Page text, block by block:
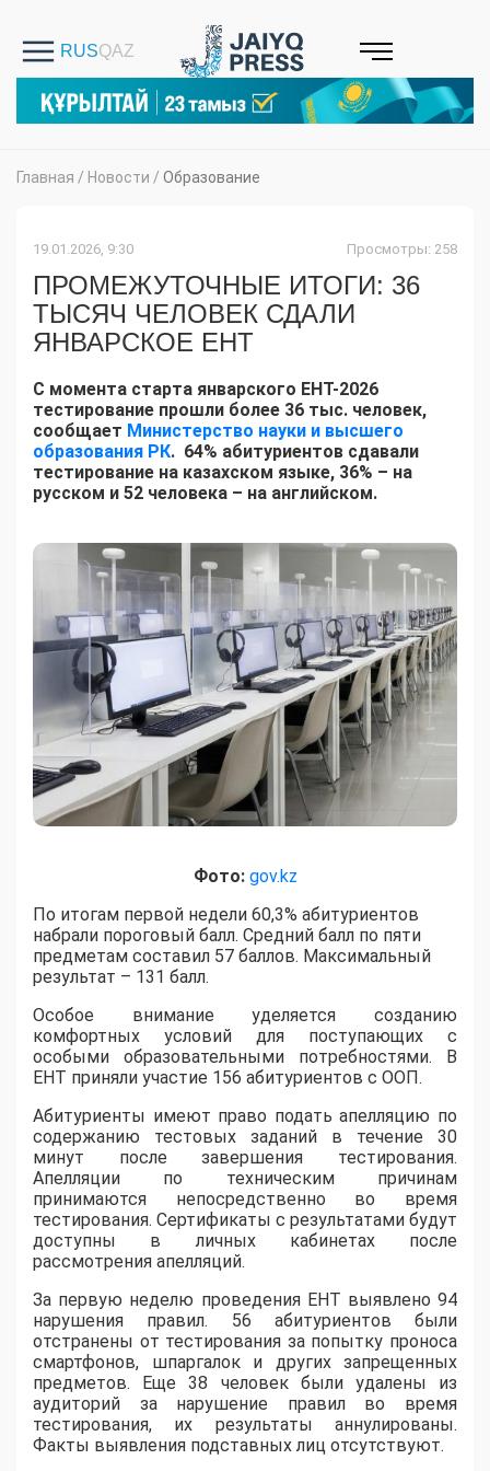
Главная / Новости / Образование
19.01.2026, 9:30 Просмотры: 258
ПРОМЕЖУТОЧНЫЕ ИТОГИ: 36
ТЫСЯЧ ЧЕЛОВЕК СДАЛИ
ЯНВАРСКОЕ ЕНТ
С момента старта январского ЕНТ-2026
тестирование прошли более 36 тыс. человек,
сообщает Министерство науки и высшего
образования РК. 64% абитуриентов сдавали
тестирование на казахском языке, 36% – на
русском и 52 человека – на английском.
Фото: gov.kz
По итогам первой недели 60,3% абитуриентов
набрали пороговый балл. Средний балл по пяти
предметам составил 57 баллов. Максимальный
результат – 131 балл.
Особое внимание уделяется созданию
комфортных условий для поступающих с
особыми образовательными потребностями. В
ЕНТ приняли участие 156 абитуриентов с ООП.
Абитуриенты имеют право подать апелляцию по
содержанию тестовых заданий в течение 30
минут после завершения тестирования.
Апелляции по техническим причинам
принимаются непосредственно во время
тестирования. Сертификаты с результатами будут
доступны в личных кабинетах после
рассмотрения апелляций.
За первую неделю проведения ЕНТ выявлено 94
нарушения правил. 56 абитуриентов были
отстранены от тестирования за попытку проноса
смартфонов, шпаргалок и других запрещенных
предметов. Еще 38 человек были удалены из
аудиторий за нарушение правил во время
тестирования, их результаты аннулированы.
Факты выявления подставных лиц отсутствуют.